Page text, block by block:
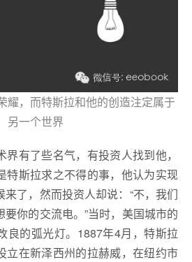
耀，而特斯拉和他的创造注定属于
另一个世界
有了些名气，有投资人找到他，
特斯拉求之不得的事，他认为实现
了，然而投资人却说：“不，我们
你的交流电。”当时，美国城市的
良的弧光灯。1887年4月，特斯拉
立在新泽西州的拉赫威，在纽约市